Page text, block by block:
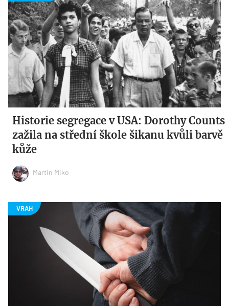
Historie segregace v USA: Dorothy Counts
zažila na střední škole šikanu kvůli barvě
kůže
Martin Miko